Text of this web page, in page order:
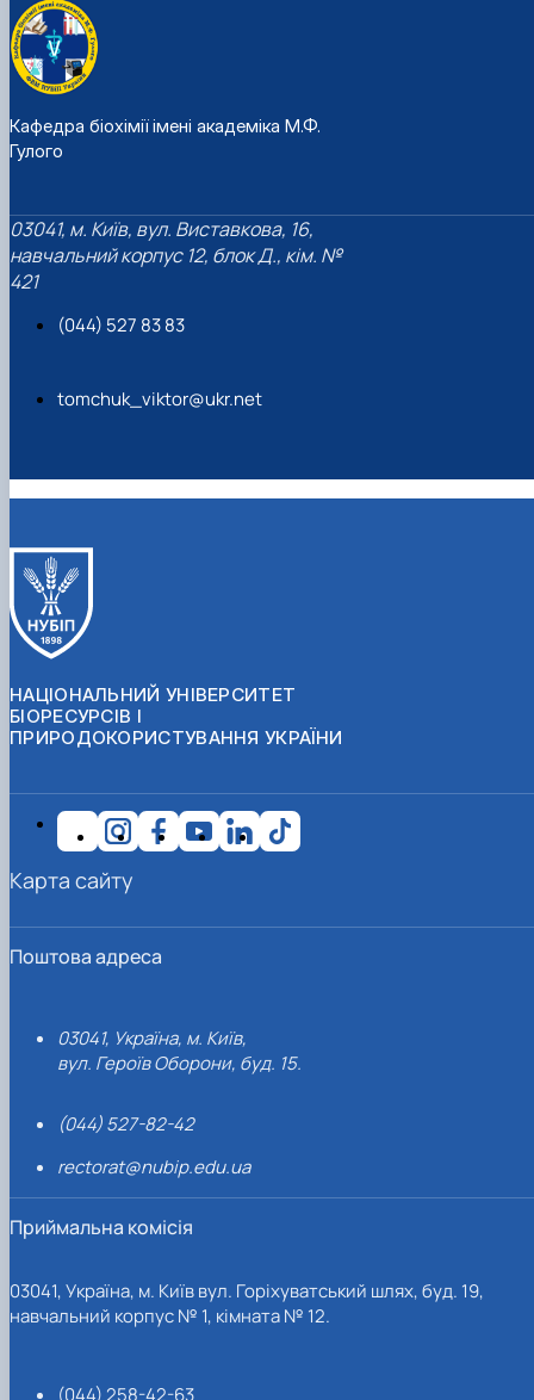
Кафедра біохімії імені академіка М.Ф.
Гулого
03041, м. Київ, вул. Виставкова, 16,
навчальний корпус 12, блок Д., кім. №
421
(044) 527 83 83
tomchuk_viktor@ukr.net
НАЦІОНАЛЬНИЙ УНІВЕРСИТЕТ
БІОРЕСУРСІВ І
ПРИРОДОКОРИСТУВАННЯ УКРАЇНИ
Поштова адреса
03041, Україна, м. Київ,
вул. Героїв Оборони, буд. 15.
(044) 527-82-42
rectorat@nubip.edu.ua
Приймальна комісія
03041, Україна, м. Київ вул. Горіхуватський шлях, буд. 19,
навчальний корпус № 1, кімната № 12.
(044) 258-42-63
Карта сайту